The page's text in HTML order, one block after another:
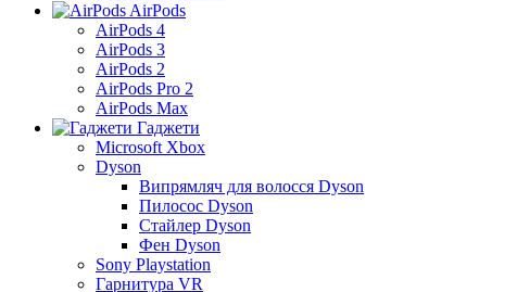
AirPods
AirPods 4
AirPods 3
AirPods 2
AirPods Pro 2
AirPods Max
Гаджети
Microsoft Xbox
Dyson
Випрямляч для волосся Dyson
Пилосос Dyson
Стайлер Dyson
Фен Dyson
Sony Playstation
Гарнитура VR